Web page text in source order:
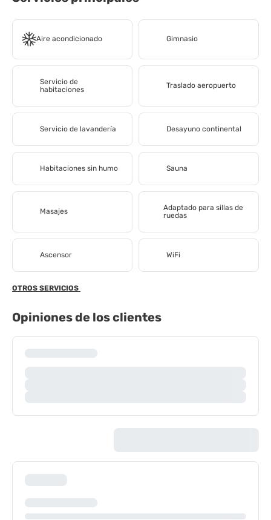
Aire acondicionado Gimnasio
Servicio de
habitaciones
Traslado aeropuerto
Servicio de lavandería Desayuno continental
Habitaciones sin humo Sauna
Masajes
Adaptado para sillas de
ruedas
Ascensor WiFi
OTROS SERVICIOS
Opiniones de los clientes